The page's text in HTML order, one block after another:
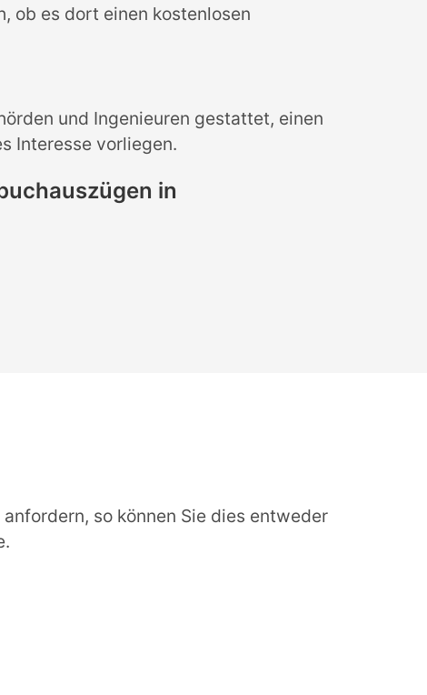
ob es dort einen kostenlosen
und Ingenieuren gestattet, einen
Interesse vorliegen.
in
so können Sie dies entweder